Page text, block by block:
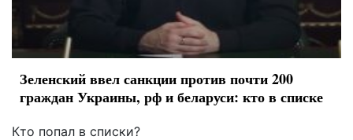
Зеленский ввел санкции против почти 200
граждан Украины, рф и беларуси: кто в списке
Кто попал в списки?